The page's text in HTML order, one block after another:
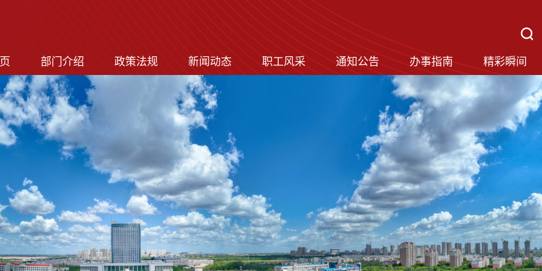
部门介绍 政策法规 新闻动态 职工风采 通知公告 办事指南 精彩瞬间